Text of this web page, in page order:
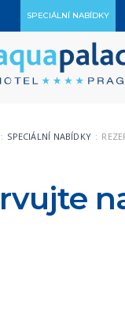
SPECIÁLNÍ NABÍDKY
SPECIÁLNÍ NABÍDKY